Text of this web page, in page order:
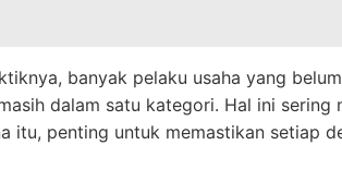
banyak pelaku usaha yang
dalam satu kategori. Hal ini sering
itu, penting untuk memastikan setiap